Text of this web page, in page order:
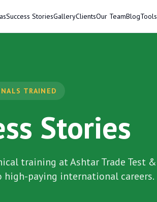
Success StoriesGalleryClientsOur TeamBlogTools
TRAINED
Stories
training atAshtar Trade Test &
high-paying international careers.